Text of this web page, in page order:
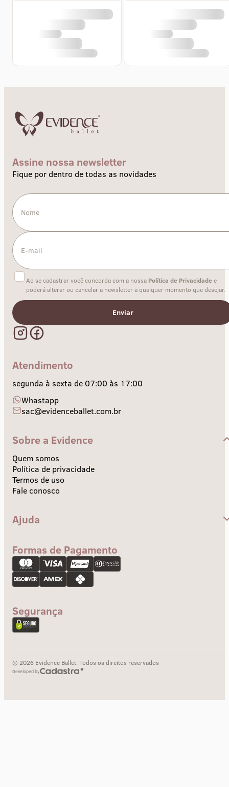
Assine nossa newsletter
Fique por dentro de todas as novidades
Ao se cadastrar você concorda com a nossa Política de Privacidade e
poderá alterar ou cancelar a newsletter a qualquer momento que desejar.
Enviar
Atendimento
segunda à sexta de 07:00 às 17:00
Whastapp
sac@evidenceballet.com.br
Sobre a Evidence
Quem somos
Política de privacidade
Termos de uso
Fale conosco
Ajuda
Troca e devolução
Pagamento
Formas de Pagamento
Segurança
© 2026 Evidence Ballet. Todos os direitos reservados
Developed by